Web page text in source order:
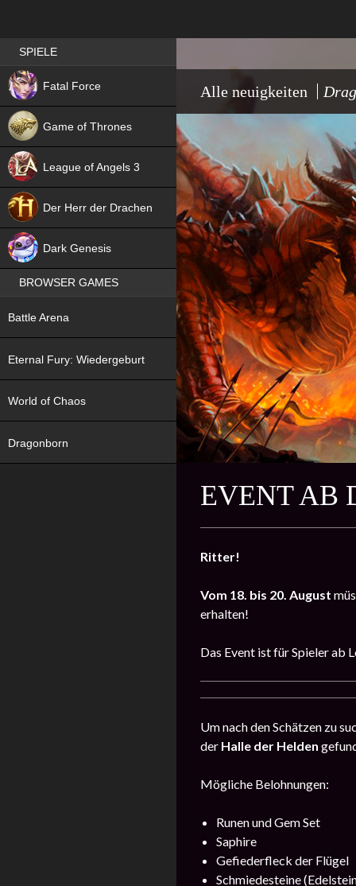
Alle neuigkeiten
EVENT AB
Ritter!
Vom 18. bis 20. August
erhalten!
Das Event ist für Spieler ab
Um nach den Schätzen zu
der Halle der Helden
Mögliche Belohnungen:
Runen und Gem Set
Saphire
Gefiederfleck der Flügel
Schmiedesteine
Best RPG games in Germany
SPIELE
Fatal Force
NEW
Game of Thrones
League of Angels 3
Der Herr der Drachen
Dark Genesis
BROWSER GAMES
Battle Arena
NEW
Eternal Fury: Wiedergeburt
World of Chaos
Dragonborn